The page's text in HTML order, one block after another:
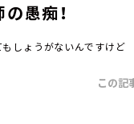
愚痴！
しょうがないんですけど
この記